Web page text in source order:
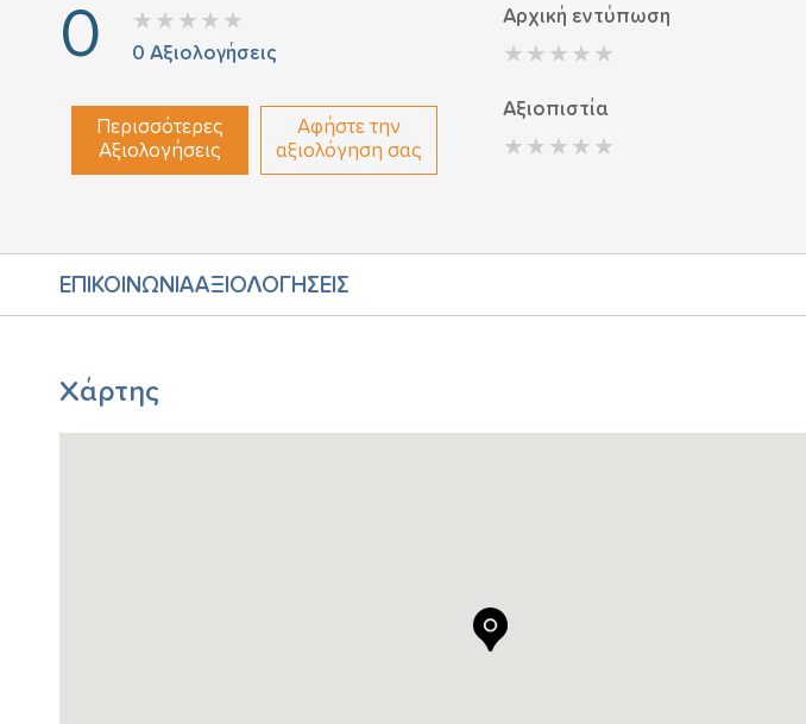
0 0 Αξιολογήσεις
Περισσότερες
Αξιολογήσεις
Αφήστε την
αξιολόγηση σας
Αρχική εντύπωση
Αξιοπιστία
ΕΠΙΚΟΙΝΩΝΙΑΑΞΙΟΛΟΓΗΣΕΙΣ
Χάρτης